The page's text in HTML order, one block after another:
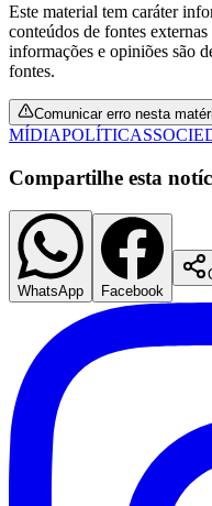
Este material tem caráter
conteúdos de fontes
informações e opiniões são
fontes.
Comunicar erro nesta
MÍDIAPOLÍTICAS
Compartilhe esta
WhatsApp Facebook